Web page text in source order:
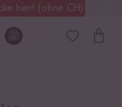
hier! (ohne CH)
Versand